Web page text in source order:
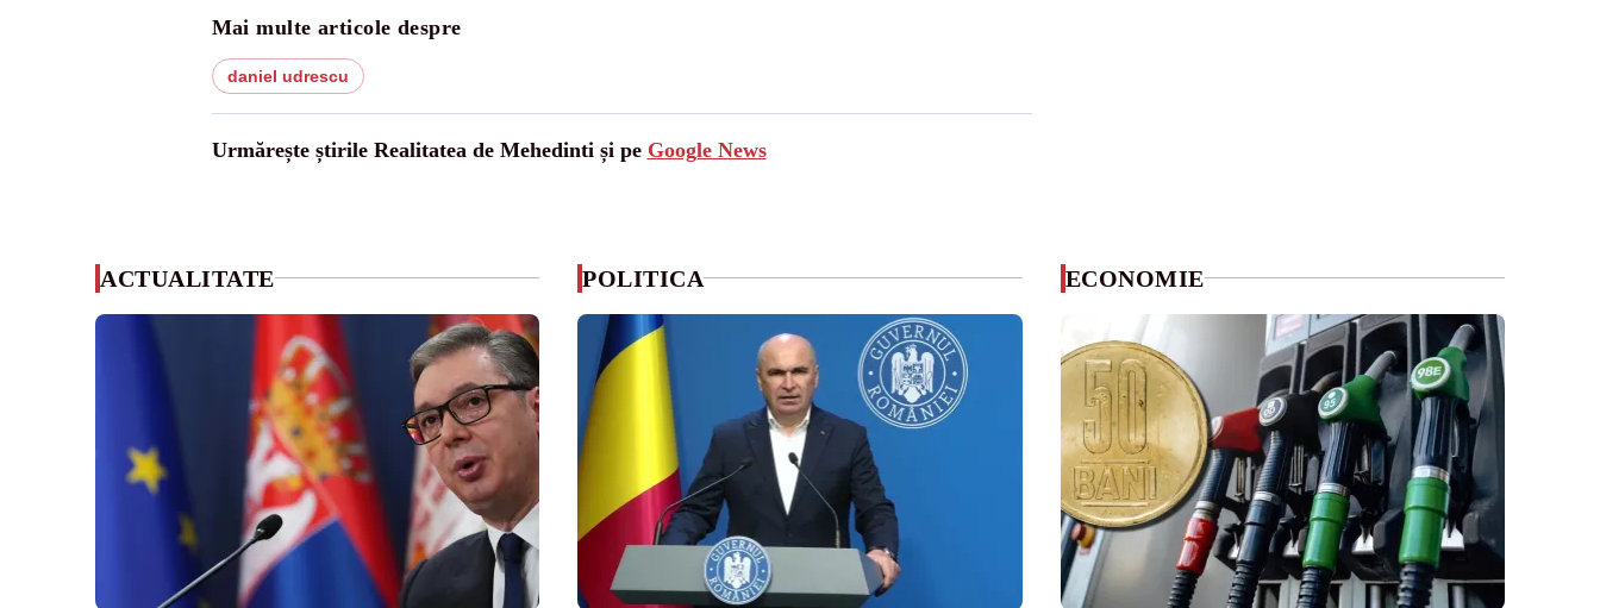
Mai multe articole despre
daniel udrescu
Urmărește știrile Realitatea de Mehedinti și pe Google News
ACTUALITATE POLITICA ECONOMIE